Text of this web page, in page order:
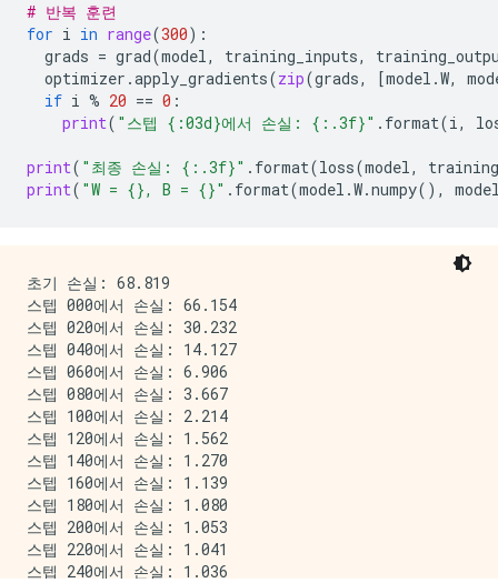
# 반복 훈련
for i in range(300):
grads = grad(model, training_inputs,
optimizer .apply_gradients(zip(grads, [model .W,
if i % 20 == 0 :
print( "스텝 {:03d}에서 손실: {:.3f}" . format(i,
print( "최종 손실: {:.3f}" . format(loss(model,
print( "W = {}, B = {}" . format(model .W.numpy(),
초기 손실: 68.819
스텝 000에서 손실: 66.154
스텝 020에서 손실: 30.232
스텝 040에서 손실: 14.127
스텝 060에서 손실: 6.906
스텝 080에서 손실: 3.667
스텝 100에서 손실: 2.214
스텝 120에서 손실: 1.562
스텝 140에서 손실: 1.270
스텝 160에서 손실: 1.139
스텝 180에서 손실: 1.080
스텝 200에서 손실: 1.053
스텝 220에서 손실: 1.041
스텝 240에서 손실: 1.036